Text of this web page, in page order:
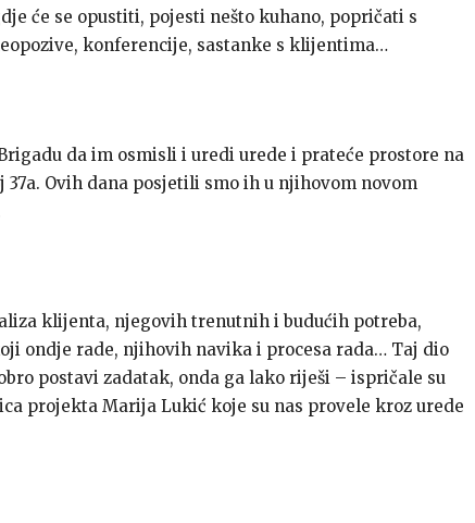
će se opustiti, pojesti nešto kuhano, popričati s
konferencije, sastanke s klijentima…
da im osmisli i uredi urede i prateće prostore na
37a. Ovih dana posjetili smo ih u njihovom novom
klijenta, njegovih trenutnih i budućih potreba,
ondje rade, njihovih navika i procesa rada… Taj dio
postavi zadatak, onda ga lako riješi – ispričale su
projekta Marija Lukić koje su nas provele kroz urede